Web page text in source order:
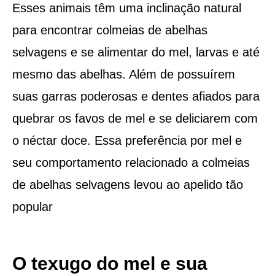
Esses animais têm uma inclinação natural
para encontrar colmeias de abelhas
selvagens e se alimentar do mel, larvas e até
mesmo das abelhas. Além de possuírem
suas garras poderosas e dentes afiados para
quebrar os favos de mel e se deliciarem com
o néctar doce. Essa preferência por mel e
seu comportamento relacionado a colmeias
de abelhas selvagens levou ao apelido tão
popular
O texugo do mel e sua